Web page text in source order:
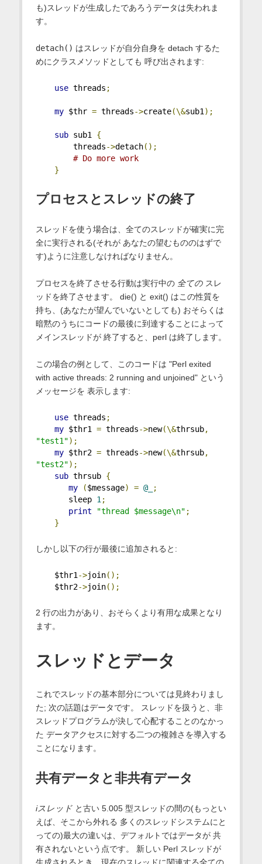
も)スレッドが生成したであろうデータは失われま
す。
detach() はスレッドが自分自身を detach するた
めにクラスメソッドとしても 呼び出されます:
use threads ;
my $thr = threads->create(\&sub1);
sub sub1 {
threads->detach();
# Do more work
}
プロセスとスレッドの終了
スレッドを使う場合は、全てのスレッドが確実に完
全に実行される(それが あなたの望むもののはずで
す)ように注意しなければなりません。
プロセスを終了させる行動は実行中の 全てのスレ
ッドを終了させます。 die() と exit() はこの性質を
持ち、(あなたが望んでいないとしても) おそらくは
暗黙のうちにコードの最後に到達することによって
メインスレッドが 終了すると、perl は終了します。
この場合の例として、このコードは "Perl exited
with active threads: 2 running and unjoined" という
メッセージを 表示します:
use threads ;
my $thr1 = threads->new(\&thrsub,
"test1");
my $thr2 = threads->new(\&thrsub,
"test2");
sub thrsub {
my
($message) = @_
;
sleep 1;
print
"thread $message\n" ;
}
しかし以下の行が最後に追加されると:
$thr1->join();
$thr2->join();
2 行の出力があり、おそらくより有用な成果となり
ます。
スレッドとデータ
これでスレッドの基本部分については見終わりまし
た; 次の話題はデータです。 スレッドを扱うと、非
スレッドプログラムが決して心配することのなかっ
た データアクセスに対する二つの複雑さを導入する
ことになります。
共有データと非共有データ
iスレッドと古い 5.005 型スレッドの間の(もっとい
えば、そこから外れる 多くのスレッドシステムにと
っての)最大の違いは、デフォルトではデータが 共
有されないという点です。 新しい Perl スレッドが
生成されるとき、現在のスレッドに関連する全ての